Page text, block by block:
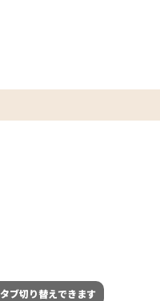
タブ切り替えできます